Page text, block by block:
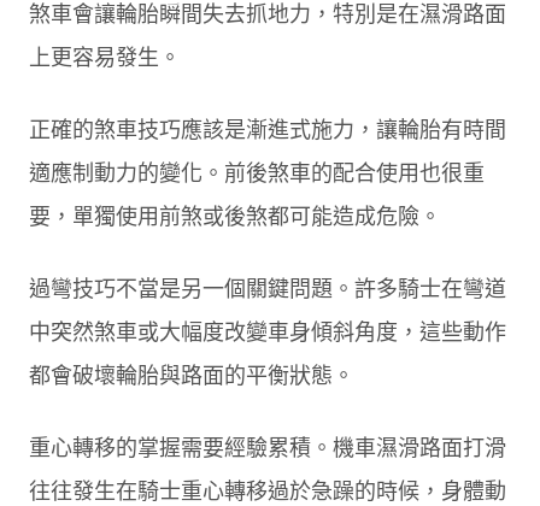
煞車會讓輪胎瞬間失去抓地力，特別是在濕滑路面
上更容易發生。
正確的煞車技巧應該是漸進式施力，讓輪胎有時間
適應制動力的變化。前後煞車的配合使用也很重
要，單獨使用前煞或後煞都可能造成危險。
過彎技巧不當是另一個關鍵問題。許多騎士在彎道
中突然煞車或大幅度改變車身傾斜角度，這些動作
都會破壞輪胎與路面的平衡狀態。
重心轉移的掌握需要經驗累積。機車濕滑路面打滑
往往發生在騎士重心轉移過於急躁的時候，身體動